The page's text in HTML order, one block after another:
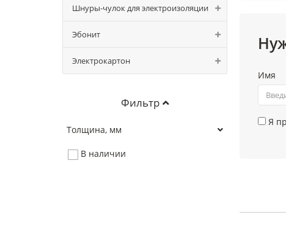
Шнуры-чулок для электроизоляции
Эбонит
Электрокартон
Фильтр
Толщина, мм
В наличии
Имя
Я